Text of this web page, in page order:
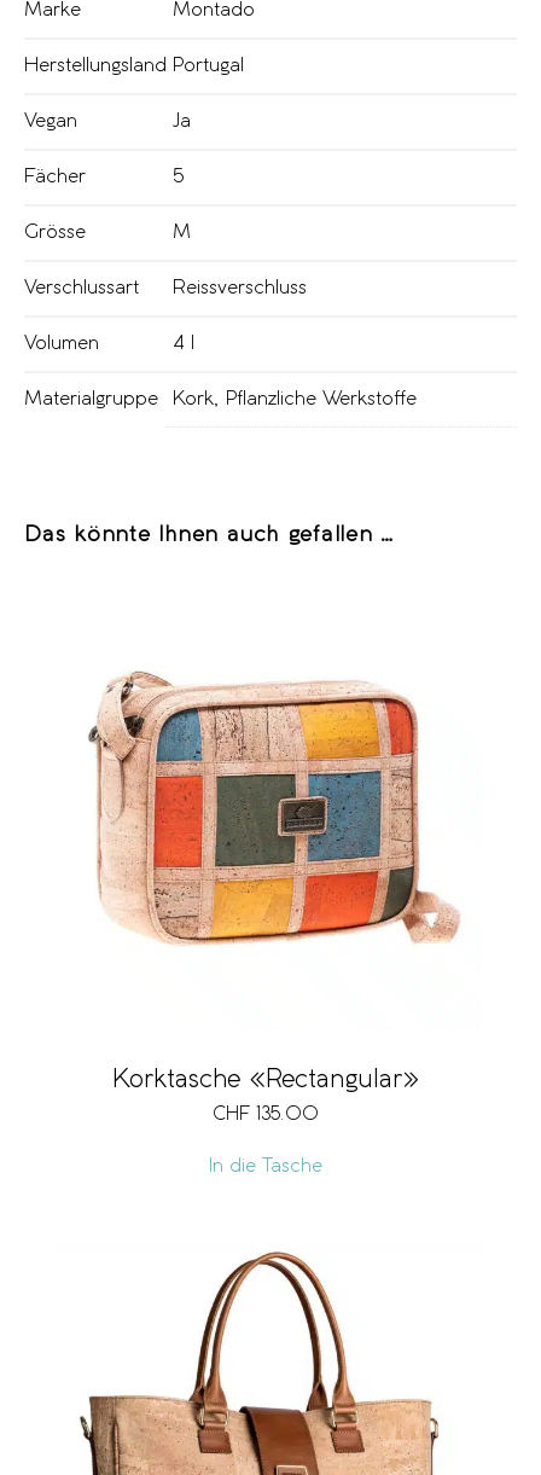
Marke Montado
Herstellungsland Portugal
Vegan Ja
Fächer 5
Grösse M
Verschlussart Reissverschluss
Volumen 4 l
Materialgruppe Kork, Pflanzliche Werkstoffe
Das könnte Ihnen auch gefallen …
Korktasche «Rectangular»
CHF 135.00
In die Tasche